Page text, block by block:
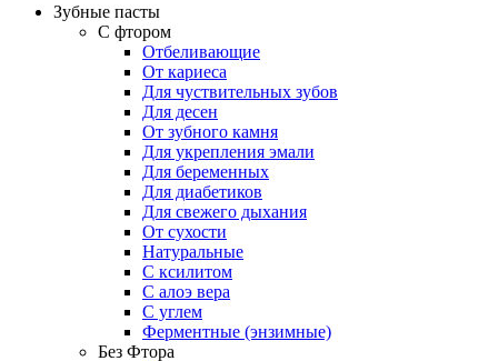
Зубные пасты
С фтором
Отбеливающие
От кариеса
Для чуствительных зубов
Для десен
От зубного камня
Для укрепления эмали
Для беременных
Для диабетиков
Для свежего дыхания
От сухости
Натуральные
С ксилитом
С алоэ вера
С углем
Ферментные (энзимные)
Без Фтора